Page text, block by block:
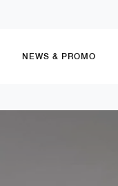
NEWS & PROMO